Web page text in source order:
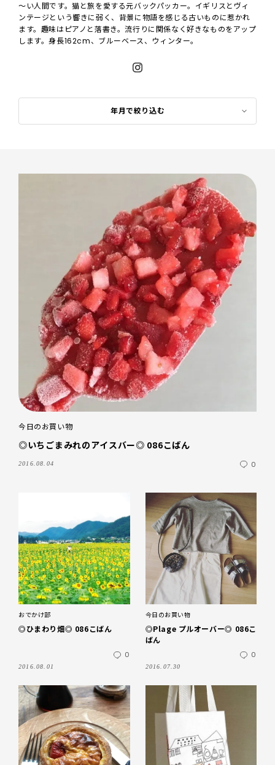
～い人間です。猫と旅を愛する元バックパッカー。イギリスとヴィ
ンテージという響きに弱く、背景に物語を感じる古いものに惹かれ
ます。趣味はピアノと落書き。流行りに関係なく好きなものをアップ
します。身長162cm、ブルーベース、ウィンター。
今日のお買い物
◎いちごまみれのアイスバー◎ 086こばん
2016.08.04 0
おでかけ部
◎ひまわり畑◎ 086こばん
2016.08.01
0
今日のお買い物
◎Plage プルオーバー◎ 086こ
ばん
2016.07.30
0